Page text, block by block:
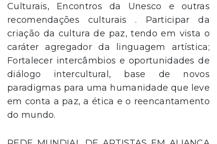
Culturais, Encontros da Unesco e outras
recomendações culturais . Participar da
criação da cultura de paz, tendo em vista o
caráter agregador da linguagem artística;
Fortalecer intercâmbios e oportunidades de
diálogo intercultural, base de novos
paradigmas para uma humanidade que leve
em conta a paz, a ética e o reencantamento
do mundo.